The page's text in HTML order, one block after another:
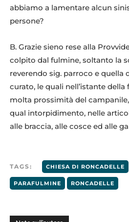
abbiamo a lamentare alcun
persone?
B. Grazie sieno rese alla
colpito dal fulmine, soltanto la
reverendo sig. parroco e quella
curato, le quali nell’istante
molta prossimità del
qual intorpidimento, nelle
alle braccia, alle cosce ed alle
TAGS: CHIESA DI RONCADELLE
PARAFULMINE RONCADELLE